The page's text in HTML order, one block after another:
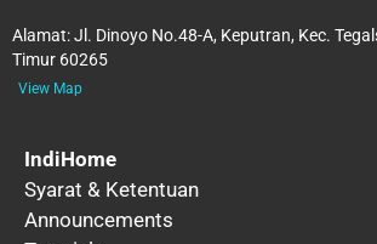
Alamat:Jl. Dinoyo No.48-A, Keputran, Kec.
Timur 60265
View Map
IndiHome
Syarat & Ketentuan
Announcements